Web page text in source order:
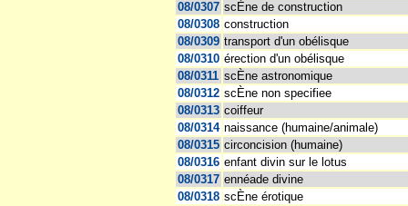
08/0307 scÈne de construction
08/0308 construction
08/0309 transport d'un obélisque
08/0310 érection d'un obélisque
08/0311 scÈne astronomique
08/0312 scÈne non specifiee
08/0313 coiffeur
08/0314 naissance (humaine/animale)
08/0315 circoncision (humaine)
08/0316 enfant divin sur le lotus
08/0317 ennéade divine
08/0318 scÈne érotique